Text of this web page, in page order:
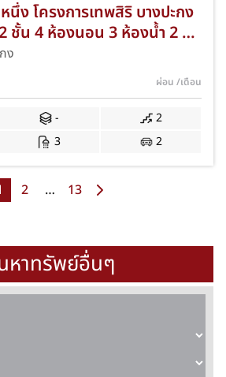
หาทรัพย์อื่นๆ
นึ่ง โครงการเทพสิริ บางปะกง
2 ชั้น 4 ห้องนอน 3 ห้องน้ำ 2 ที่
56.20 ตารางวา ทำเล
งนา-ตราด พร้อมโปรโมชั่นข
VP51-059
ง
ผ่อน /เดือน
-
2
3 2
2 … 13